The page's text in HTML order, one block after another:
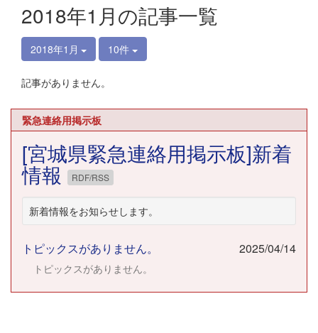
2018年1月の記事一覧
2018年1月 10件
記事がありません。
緊急連絡用掲示板
[宮城県緊急連絡用掲示板]新着
情報 RDF/RSS
新着情報をお知らせします。
トピックスがありません。 2025/04/14
トピックスがありません。